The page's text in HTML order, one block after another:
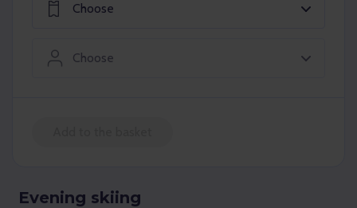
Choose
Choose
Evening skiing